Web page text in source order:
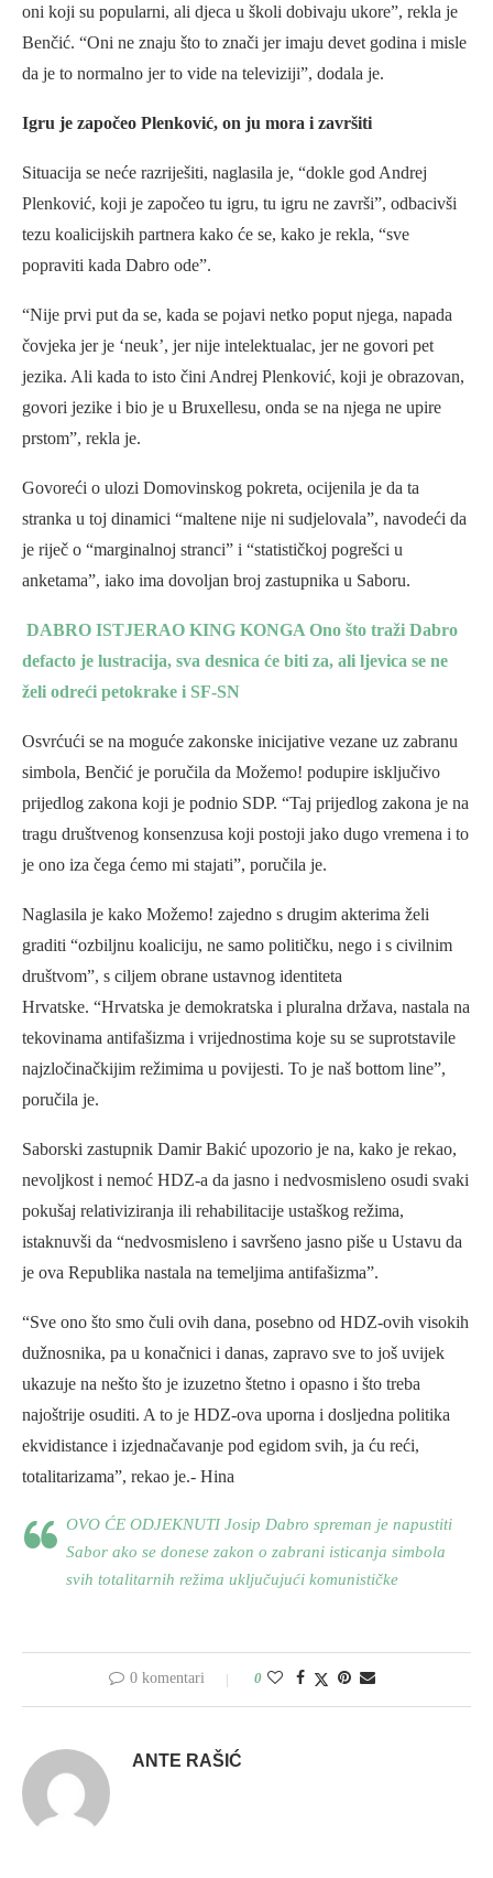
oni koji su popularni, ali djeca u školi dobivaju ukore”, rekla je
Benčić. “Oni ne znaju što to znači jer imaju devet godina i misle
da je to normalno jer to vide na televiziji”, dodala je.
Igru je započeo Plenković, on ju mora i završiti
Situacija se neće razriješiti, naglasila je, “dokle god Andrej
Plenković, koji je započeo tu igru, tu igru ne završi”, odbacivši
tezu koalicijskih partnera kako će se, kako je rekla, “sve
popraviti kada Dabro ode”.
“Nije prvi put da se, kada se pojavi netko poput njega, napada
čovjeka jer je ‘neuk’, jer nije intelektualac, jer ne govori pet
jezika. Ali kada to isto čini Andrej Plenković, koji je obrazovan,
govori jezike i bio je u Bruxellesu, onda se na njega ne upire
prstom”, rekla je.
Govoreći o ulozi Domovinskog pokreta, ocijenila je da ta
stranka u toj dinamici “maltene nije ni sudjelovala”, navodeći da
je riječ o “marginalnoj stranci” i “statističkoj pogrešci u
anketama”, iako ima dovoljan broj zastupnika u Saboru.
DABRO ISTJERAO KING KONGA Ono što traži Dabro
defacto je lustracija, sva desnica će biti za, ali ljevica se ne
želi odreći petokrake i SF-SN
Osvrćući se na moguće zakonske inicijative vezane uz zabranu
simbola, Benčić je poručila da Možemo! podupire isključivo
prijedlog zakona koji je podnio SDP. “Taj prijedlog zakona je na
tragu društvenog konsenzusa koji postoji jako dugo vremena i to
je ono iza čega ćemo mi stajati”, poručila je.
Naglasila je kako Možemo! zajedno s drugim akterima želi
graditi “ozbiljnu koaliciju, ne samo političku, nego i s civilnim
društvom”, s ciljem obrane ustavnog identiteta
Hrvatske. “Hrvatska je demokratska i pluralna država, nastala na
tekovinama antifašizma i vrijednostima koje su se suprotstavile
najzločinačkijim režimima u povijesti. To je naš bottom line”,
poručila je.
Saborski zastupnik Damir Bakić upozorio je na, kako je rekao,
nevoljkost i nemoć HDZ-a da jasno i nedvosmisleno osudi svaki
pokušaj relativiziranja ili rehabilitacije ustaškog režima,
istaknuvši da “nedvosmisleno i savršeno jasno piše u Ustavu da
je ova Republika nastala na temeljima antifašizma”.
“Sve ono što smo čuli ovih dana, posebno od HDZ-ovih visokih
dužnosnika, pa u konačnici i danas, zapravo sve to još uvijek
ukazuje na nešto što je izuzetno štetno i opasno i što treba
najoštrije osuditi. A to je HDZ-ova uporna i dosljedna politika
ekvidistance i izjednačavanje pod egidom svih, ja ću reći,
totalitarizama”, rekao je.- Hina
OVO ĆE ODJEKNUTI Josip Dabro spreman je napustiti
Sabor ako se donese zakon o zabrani isticanja simbola
svih totalitarnih režima uključujući komunističke
0 komentari 0
ANTE RAŠIĆ